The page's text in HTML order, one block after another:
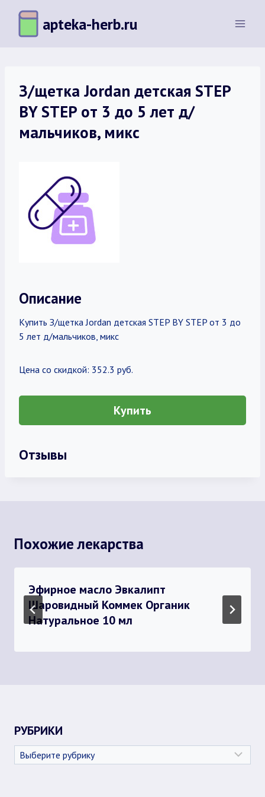
Перейти
содержимому
apteka-herb.ru
З/щетка Jordan детская STEP
BY STEP от 3 до 5 лет д/
мальчиков, микс
Описание
Купить З/щетка Jordan детская STEP BY STEP от 3 до
5 лет д/мальчиков, микс
Цена со скидкой: 352.3 руб.
Купить
Отзывы
Похожие лекарства
Эфирное масло Эвкалипт
Шаровидный Коммек Органик
Натуральное 10 мл
РУБРИКИ
Рубрики